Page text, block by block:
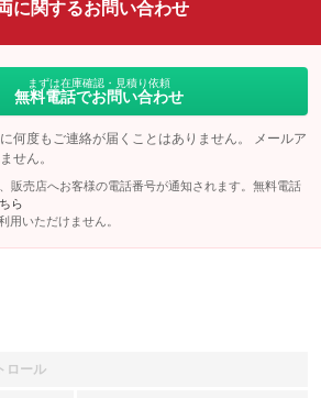
に関するお問い合わせ
まずは在庫確認・見積り依頼
無料電話でお問い合わせ
何度もご連絡が届くことはありません。 メールア
せん。
販売店へお客様の電話番号が通知されます。無料電話
ら
用いただけません。
ロール